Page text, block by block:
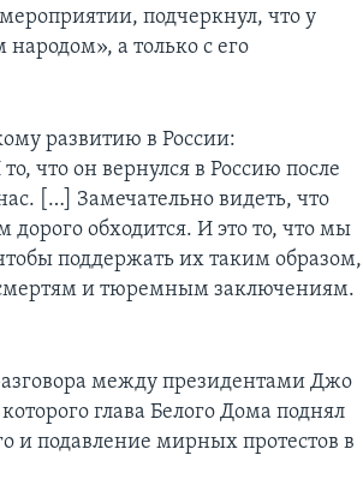
подчеркнул, что у
а только с его
развитию в России:
что он вернулся в Россию после
[…] Замечательно видеть, что
дорого обходится. И это то, что мы
поддержать их таким образом,
и тюремным заключениям.
между президентами Джо
глава Белого Дома поднял
и подавление мирных протестов в